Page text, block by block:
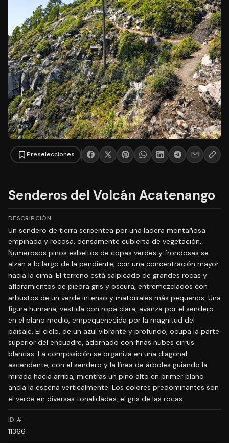
Preselecciones
Senderos del Volcán Acatenango
DESCRIPCIÓN
Un sendero de tierra serpentea por una ladera montañosa
empinada y rocosa, densamente cubierta de vegetación.
Numerosos pinos esbeltos de copas verdes y frondosas se
alzan a lo largo de la pendiente, con una concentración mayor
hacia la cima. El terreno está salpicado de grandes rocas y
afloramientos de piedra gris y oscura, entremezclados con
arbustos de un verde intenso y matorrales más pequeños. Una
figura humana, vestida con ropa clara, avanza por el sendero
en el plano medio, empequeñecida por la magnitud del
paisaje. El cielo, de un azul vibrante y profundo, ocupa la parte
superior del encuadre, adornado con finas nubes cirrus
blancas. La composición se organiza en una diagonal
ascendente, con el sendero y la línea de árboles guiando la
mirada hacia arriba, mientras un pino alto en primer plano
ancla la escena verticalmente. Los colores predominantes son
el verde en diversas tonalidades, el gris de las rocas.
ID #
11366